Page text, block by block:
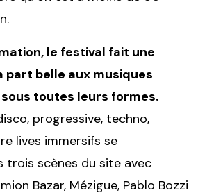
le festival fait une
part belle aux musiques
toutes leurs formes.
progressive, techno,
lives immersifs se
trois scènes du site avec
Bazar, Mézigue, Pablo Bozzi